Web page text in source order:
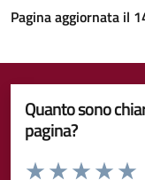
Pagina aggiornata il
Quanto sono
pagina?
Valuta da 1 a 5 stelle la